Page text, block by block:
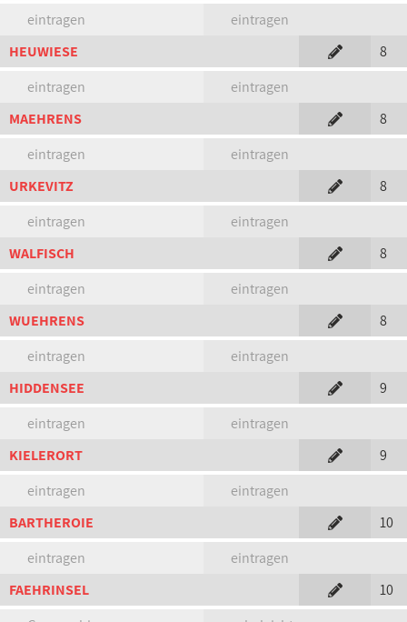
eintragen
eintragen
HEUWIESE
8
eintragen
eintragen
MAEHRENS
8
eintragen
eintragen
URKEVITZ
8
eintragen
eintragen
WALFISCH
8
eintragen
eintragen
WUEHRENS
8
eintragen
eintragen
HIDDENSEE
9
eintragen
eintragen
KIELERORT
9
eintragen
eintragen
BARTHEROIE
10
eintragen
eintragen
FAEHRINSEL
10